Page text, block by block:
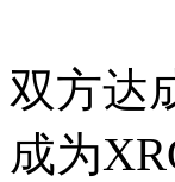
双方达
成为